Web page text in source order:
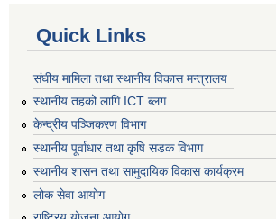
Quick Links
संघीय मामिला तथा स्थानीय विकास मन्त्रालय
स्थानीय तहको लागि ICT ब्लग
केन्द्रीय पञ्जिकरण विभाग
स्थानीय पूर्वाधार तथा कृषि सडक विभाग
स्थानीय शासन तथा सामुदायिक विकास कार्यक्रम
लोक सेवा आयोग